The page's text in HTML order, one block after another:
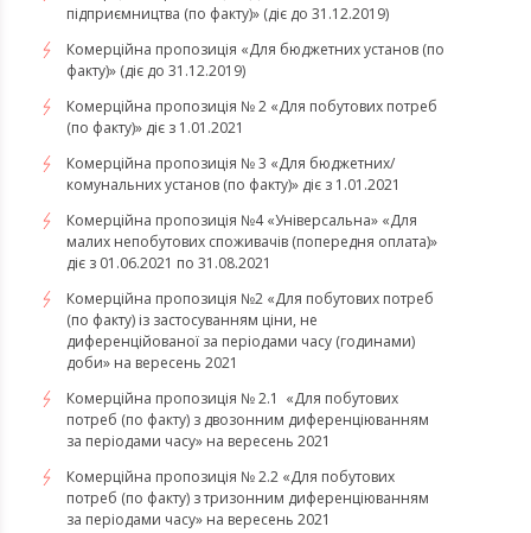
підприємництва (по факту)» (діє до 31.12.2019)
Комерційна пропозиція «Для бюджетних установ (по
факту)» (діє до 31.12.2019)
Комерційна пропозиція № 2 «Для побутових потреб
(по факту)» діє з 1.01.2021
Комерційна пропозиція № 3 «Для бюджетних/
комунальних установ (по факту)» діє з 1.01.2021
Комерційна пропозиція №4 «Універсальна» «Для
малих непобутових споживачів (попередня оплата)»
діє з 01.06.2021 по 31.08.2021
Комерційна пропозиція №2 «Для побутових потреб
(по факту) із застосуванням ціни, не
диференційованої за періодами часу (годинами)
доби» на вересень 2021
Комерційна пропозиція № 2.1 «Для побутових
потреб (по факту) з двозонним диференціюванням
за періодами часу» на вересень 2021
Комерційна пропозиція № 2.2 «Для побутових
потреб (по факту) з тризонним диференціюванням
за періодами часу» на вересень 2021